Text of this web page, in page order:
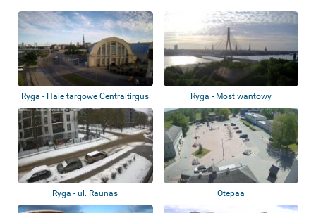
Ryga - Hale targowe Centrāltirgus Ryga - Most wantowy
Ryga - ul. Raunas Otepää